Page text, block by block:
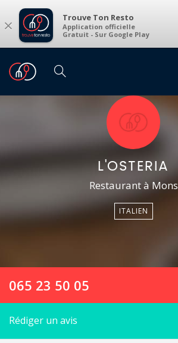
× Trouve Ton Resto
Application officielle
Gratuit - Sur Google Play
L'OSTERIA
Restaurant à Mons
ITALIEN
065 23 50 05
Rédiger un avis